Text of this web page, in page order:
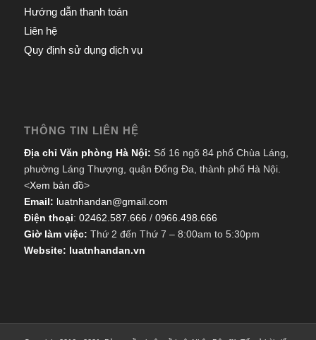
Hướng dẫn thanh toán
Liên hệ
Quy định sử dụng dịch vụ
THÔNG TIN LIÊN HỆ
Địa chỉ Văn phòng Hà Nội: Số 16 ngõ 84 phố Chùa Láng,
phường Láng Thượng, quận Đống Đa, thành phố Hà Nội.
<Xem bản đồ>
Email: luatnhandan@gmail.com
Điện thoại: 02462.587.666 / 0966.498.666
Giờ làm việc: Thứ 2 đến Thứ 7 – 8:00am to 5:30pm
Website: luatnhandan.vn